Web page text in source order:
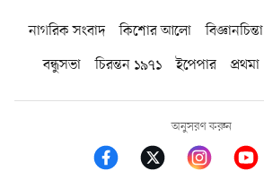
নাগরিক সংবাদ কিশোর আলো বিজ্ঞানচিন্তা
বন্ধুসভা
চিরন্তন ১৯৭১ ইপেপার প্রথমা
অনুসরণ করুন